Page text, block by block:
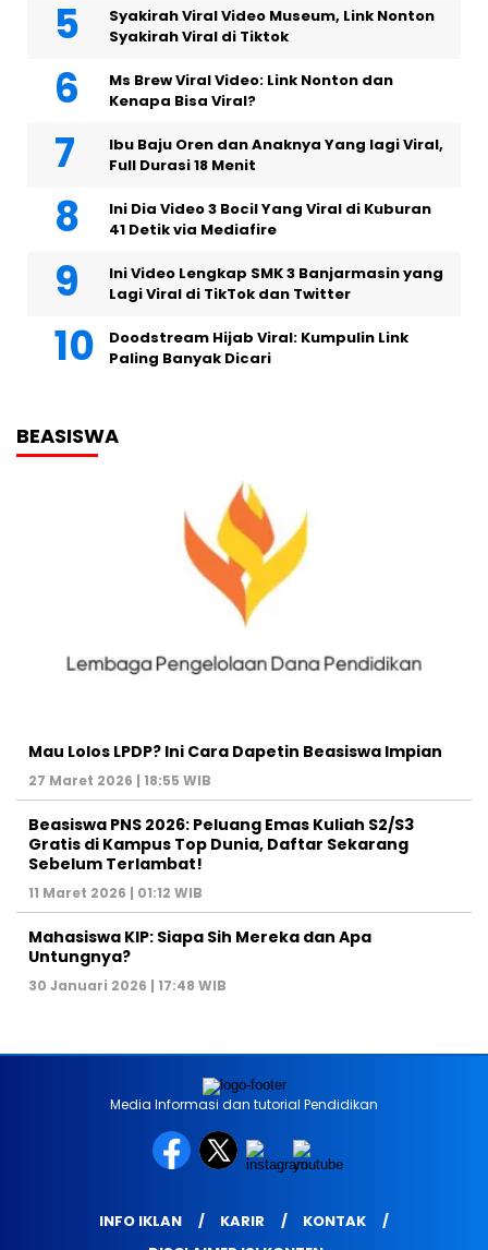
Syakirah Viral Video Museum, Link Nonton
Syakirah Viral di Tiktok
Ms Brew Viral Video: Link Nonton dan
Kenapa Bisa Viral?
Ibu Baju Oren dan Anaknya Yang lagi Viral,
Full Durasi 18 Menit
Ini Dia Video 3 Bocil Yang Viral di Kuburan
41 Detik via Mediafire
Ini Video Lengkap SMK 3 Banjarmasin yang
Lagi Viral di TikTok dan Twitter
Doodstream Hijab Viral: Kumpulin Link
Paling Banyak Dicari
BEASISWA
Mau Lolos LPDP? Ini Cara Dapetin Beasiswa Impian
27 Maret 2026 | 18:55 WIB
Beasiswa PNS 2026: Peluang Emas Kuliah S2/S3
Gratis di Kampus Top Dunia, Daftar Sekarang
Sebelum Terlambat!
11 Maret 2026 | 01:12 WIB
Mahasiswa KIP: Siapa Sih Mereka dan Apa
Untungnya?
30 Januari 2026 | 17:48 WIB
Media Informasi dan tutorial Pendidikan
INFO IKLAN KARIR
KONTAK